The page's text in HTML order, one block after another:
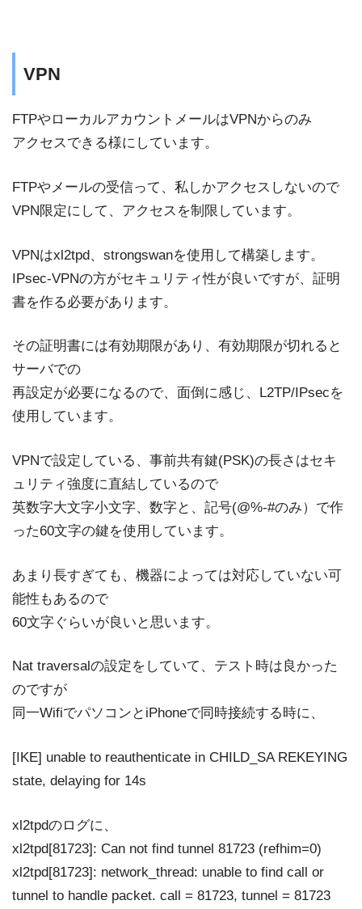
VPN
FTPやローカルアカウントメールはVPNからのみ
アクセスできる様にしています。
FTPやメールの受信って、私しかアクセスしないので
VPN限定にして、アクセスを制限しています。
VPNはxl2tpd、strongswanを使用して構築します。
IPsec-VPNの方がセキュリティ性が良いですが、証明
書を作る必要があります。
その証明書には有効期限があり、有効期限が切れると
サーバでの
再設定が必要になるので、面倒に感じ、L2TP/IPsecを
使用しています。
VPNで設定している、事前共有鍵(PSK)の長さはセキ
ュリティ強度に直結しているので
英数字大文字小文字、数字と、記号(@%-#のみ）で作
った60文字の鍵を使用しています。
あまり長すぎても、機器によっては対応していない可
能性もあるので
60文字ぐらいが良いと思います。
Nat traversalの設定をしていて、テスト時は良かった
のですが
同一WifiでパソコンとiPhoneで同時接続する時に、
[IKE] unable to reauthenticate in CHILD_SA REKEYING
state, delaying for 14s
xl2tpdのログに、
xl2tpd[81723]: Can not find tunnel 81723 (refhim=0)
xl2tpd[81723]: network_thread: unable to find call or
tunnel to handle packet. call = 81723, tunnel = 81723